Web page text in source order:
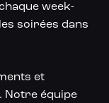
week-
soirées dans
et
Notre équipe